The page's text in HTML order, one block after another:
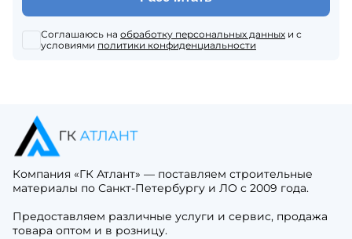
Соглашаюсь на обработку персональных данных и с
условиями политики конфиденциальности
Компания «ГК Атлант» — поставляем строительные
материалы по Санкт-Петербургу и ЛО с 2009 года.
Предоставляем различные услуги и сервис, продажа
товара оптом и в розницу.